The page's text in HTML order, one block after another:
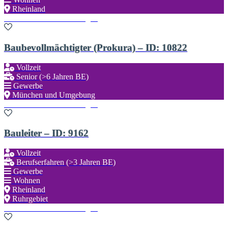
Rheinland
Baubevollmächtigter (Prokura) – ID: 10822
Vollzeit
Senior (>6 Jahren BE)
Gewerbe
München und Umgebung
Bauleiter – ID: 9162
Vollzeit
Berufserfahren (>3 Jahren BE)
Gewerbe
Wohnen
Rheinland
Ruhrgebiet